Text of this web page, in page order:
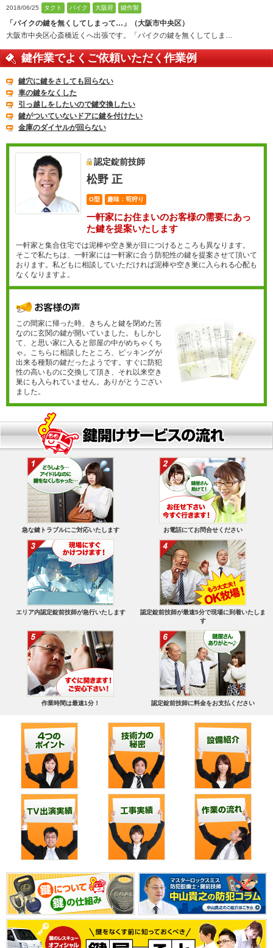
2018/06/25 タクト バイク 大阪府 鍵作製
「バイクの鍵を無くしてしまって…」（大阪市中央区）
大阪市中央区心斎橋近くへ出張です。「バイクの鍵を無くしてしま…
鍵作業でよくご依頼いただく作業例
鍵穴に鍵をさしても回らない
車の鍵をなくした
引っ越しをしたいので鍵交換したい
鍵がついていないドアに鍵を付けたい
金庫のダイヤルが回らない
認定錠前技師
松野 正
O型 趣味：筍狩り
一軒家にお住まいのお客様の需要にあっ
た鍵を提案いたします
一軒家と集合住宅では泥棒や空き巣が目につけるところも異なります。
そこで私たちは、一軒家には一軒家に合う防犯性の鍵を提案させて頂いて
おります。私どもに相談していただければ泥棒や空き巣に入られる心配も
なくなりますよ。
この間家に帰った時、きちんと鍵を閉めた筈
なのに玄関の鍵が開いていました。もしかし
て、と思い家に入ると部屋の中がめちゃくち
ゃ。こちらに相談したところ、ピッキングが
出来る種類の鍵だったようです。すぐに防犯
性の高いものに交換して頂き、それ以来空き
巣にも入られていません。ありがとうござい
ました。
急な鍵トラブルにご対応いたします お電話にてお問合せください
エリア内認定錠前技師が急行いたします
認定錠前技師が最速5分で現場に到着いたしま
す
作業時間は最速1分！ 認定錠前技師に料金をお支払ください